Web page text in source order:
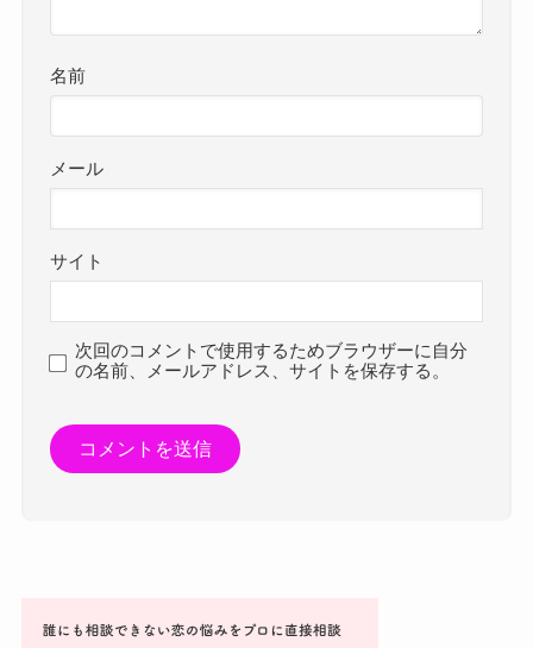
名前
メール
サイト
次回のコメントで使用するためブラウザーに自分
の名前、メールアドレス、サイトを保存する。